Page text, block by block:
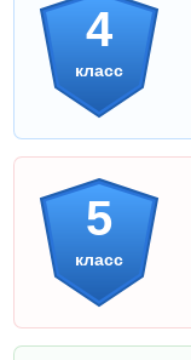
4
класс
5
класс